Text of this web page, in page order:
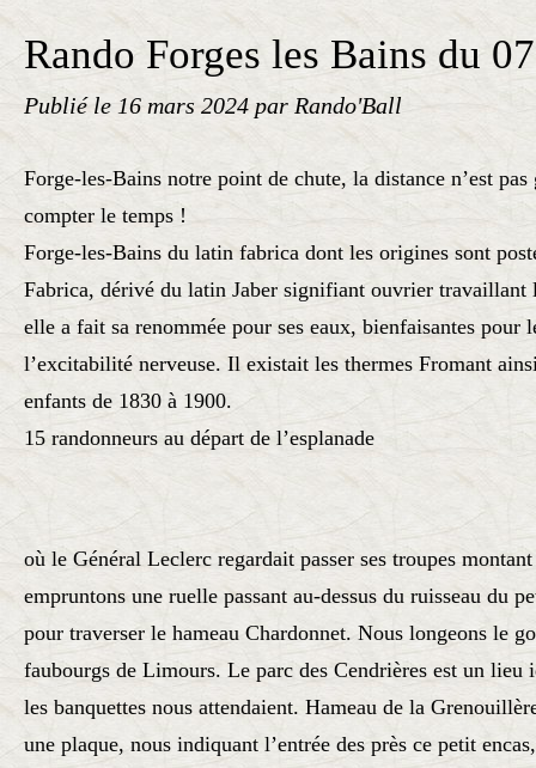
Rando Forges les Bains du
Publié le 16 mars 2024 par Rando'Ball
Forge-les-Bains notre point de chute, la distance n’est
compter le temps !
Forge-les-Bains du latin fabrica dont les origines sont
Fabrica, dérivé du latin Jaber signifiant ouvrier travaillant
elle a fait sa renommée pour ses eaux, bienfaisantes pour
l’excitabilité nerveuse. Il existait les thermes Fromant
enfants de 1830 à 1900.
15 randonneurs au départ de l’esplanade
où le Général Leclerc regardait passer ses troupes
empruntons une ruelle passant au-dessus du ruisseau du
pour traverser le hameau Chardonnet. Nous longeons le
faubourgs de Limours. Le parc des Cendrières est un lieu
les banquettes nous attendaient. Hameau de la
une plaque, nous indiquant l’entrée des près ce petit